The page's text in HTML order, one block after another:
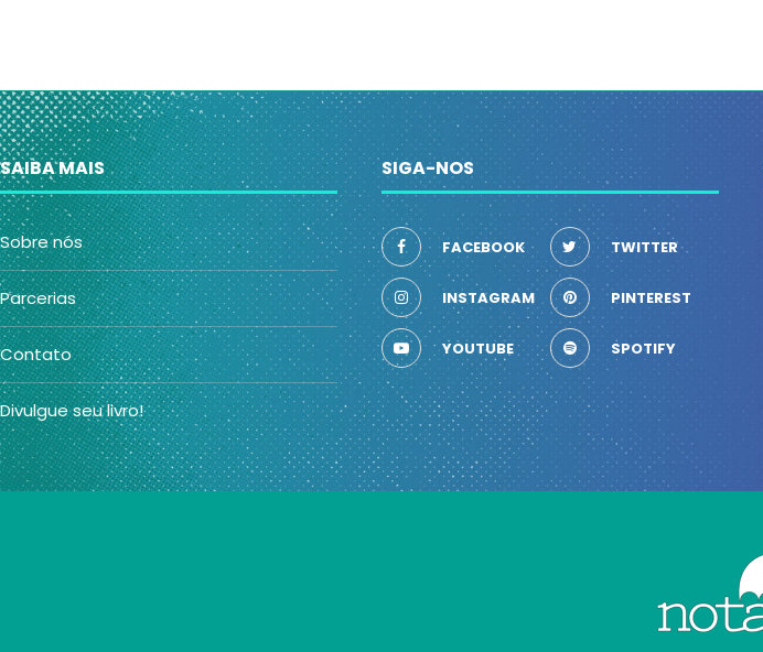
SAIBA MAIS
Sobre nós
Parcerias
Contato
Divulgue seu livro!
SIGA-NOS
FACEBOOK TWITTER
INSTAGRAM PINTEREST
YOUTUBE SPOTIFY